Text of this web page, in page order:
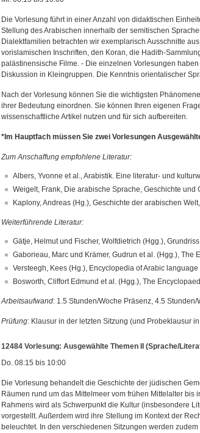
Die Vorlesung führt in einer Anzahl von didaktischen
Stellung des Arabischen innerhalb der semitischen
Dialektfamilien betrachten wir exemplarisch Ausschnitte
vorislamischen Inschriften, den Koran, die Hadith-
palästinensische Filme. - Die einzelnen Vorlesungen
Diskussion in Kleingruppen. Die Kenntnis orientalischer
Nach der Vorlesung können Sie die wichtigsten
ihrer Bedeutung einordnen. Sie können Ihren eigenen
wissenschaftliche Artikel nutzen und für sich aufbereiten.
*Im Hauptfach müssen Sie zwei Vorlesungen
Zum Anschaffung empfohlene Literatur:
Albers, Yvonne et al., Arabistik. Eine literatur- und
Weigelt, Frank, Die arabische Sprache, Geschichte
Kaplony, Andreas (Hg.), Geschichte der arabischen
Weiterführende Literatur:
Gätje, Helmut und Fischer, Wolfdietrich (Hgg.),
Gaborieau, Marc und Krämer, Gudrun et al. (Hgg.), The
Versteegh, Kees (Hg.), Encyclopedia of Arabic
Bosworth, Cliffort Edmund et al. (Hgg.), The
Arbeitsaufwand: 1.5 Stunden/Woche Präsenz, 4.5
Prüfung: Klausur in der letzten Sitzung (und Probeklausur
12484 Vorlesung: Ausgewählte Themen II (Sprache/
Do. 08:15 bis 10:00
Die Vorlesung behandelt die Geschichte der jüdischen
Räumen rund um das Mittelmeer vom frühen Mittelalter
Rahmens wird als Schwerpunkt die Kultur (insbesondere
vorgestellt. Außerdem wird ihre Stellung im Kontext der
beleuchtet. In den verschiedenen Sitzungen werden